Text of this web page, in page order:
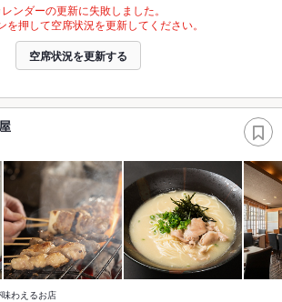
ンダーの更新に失敗しました。
を押して空席状況を更新してください。
空席状況を更新する
わえるお店